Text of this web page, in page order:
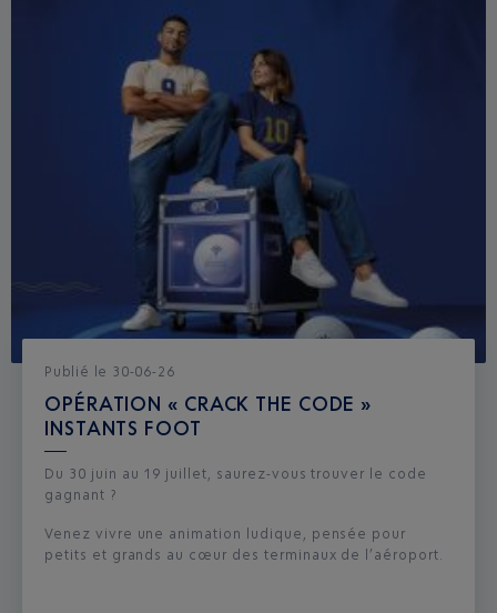
Publié le 30-06-26
OPÉRATION « CRACK THE CODE »
INSTANTS FOOT
Du 30 juin au 19 juillet, saurez-vous trouver le code
gagnant ?
Venez vivre une animation ludique, pensée pour
petits et grands au cœur des terminaux de l’aéroport.